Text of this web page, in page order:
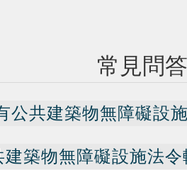
常見問答
公共建築物無障礙設
築物無障礙設施法